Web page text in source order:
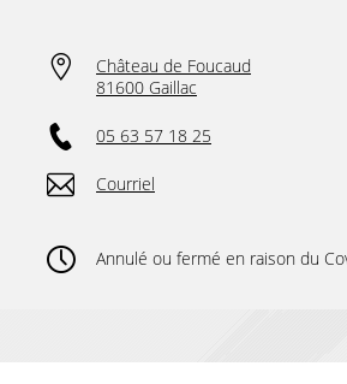
Château de Foucaud
81600 Gaillac
05 63 57 18 25
Courriel
Annulé ou fermé en raison du